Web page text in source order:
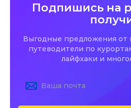
Подпишись на
Выгодные предложения от
путеводители по
лайфхаки и